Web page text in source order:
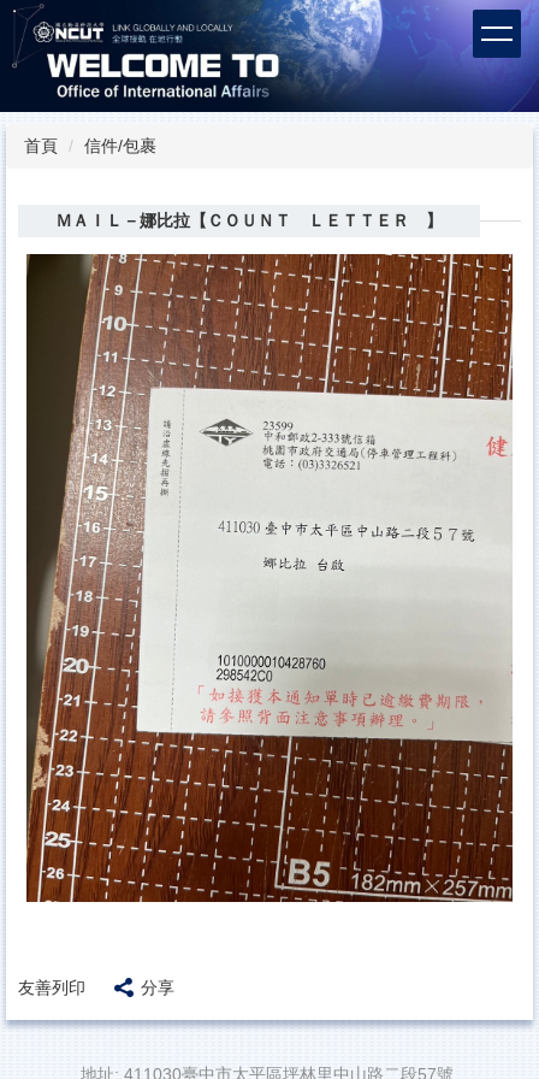
跳
到
主
內
容首頁 信件/包裹
ＭＡＩＬ－娜比拉【ＣＯＵＮＴ ＬＥＴＴＥＲ 】
友善列印 分享
地址: 411030臺中市太平區坪林里中山路二段57號